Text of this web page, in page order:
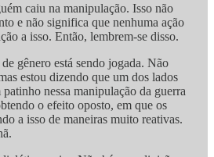
caiu na manipulação. Isso não
e não significa que nenhuma ação
a isso. Então, lembrem-se disso.
gênero está sendo jogada. Não
estou dizendo que um dos lados
nessa manipulação da guerra
o efeito oposto, em que os
a isso de maneiras muito reativas.